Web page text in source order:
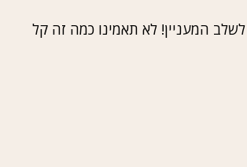
המעניין! לא תאמינו כמה זה קל